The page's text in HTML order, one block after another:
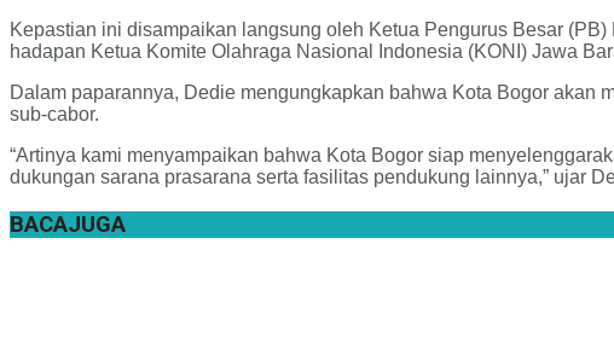
Kepastian ini disampaikan langsung oleh Ketua Pengurus Besar
hadapan Ketua Komite Olahraga Nasional Indonesia (KONI) Jawa
Dalam paparannya, Dedie mengungkapkan bahwa Kota Bogor akan
sub-cabor.
“Artinya kami menyampaikan bahwa Kota Bogor siap
dukungan sarana prasarana serta fasilitas pendukung lainnya,” ujar
BACAJUGA